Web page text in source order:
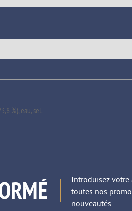
%), eau, sel.
Introduisez votre
toutes nos
nouveautés.